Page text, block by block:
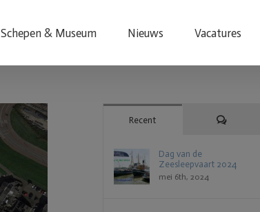
Schepen & Museum Nieuws Vacatures
Recent Reacties
Dag van de
Zeesleepvaart 2024
mei 6th, 2024